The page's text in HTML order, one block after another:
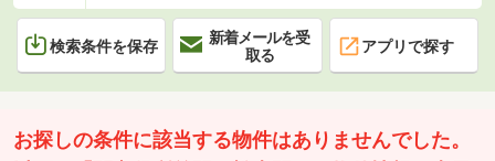
検索条件を保存
新着メールを受
取る
アプリで探す
お探しの条件に該当する物件はありませんでした。